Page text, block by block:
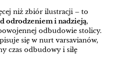
niż zbiór ilustracji – to
odrodzeniem i nadzieją,
odbudowie stolicy.
się w nurt varsavianów,
czas odbudowy i siłę